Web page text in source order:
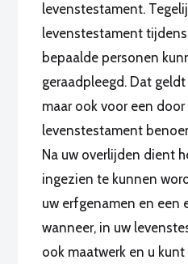
levenstestament.
levenstestament
bepaalde personen
geraadpleegd. Dat
maar ook voor een
levenstestament
Na uw overlijden dient
ingezien te kunnen
uw erfgenamen en een
wanneer, in uw
ook maatwerk en u